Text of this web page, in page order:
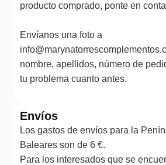
producto comprado, ponte en
Envíanos una foto a
nombre, apellidos, número de
tu problema cuanto antes.
Envíos
Los gastos de envíos para la
Baleares son de 6 €.
Para los interesados que se